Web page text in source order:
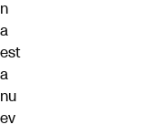
n
a
est
a
nu
ev